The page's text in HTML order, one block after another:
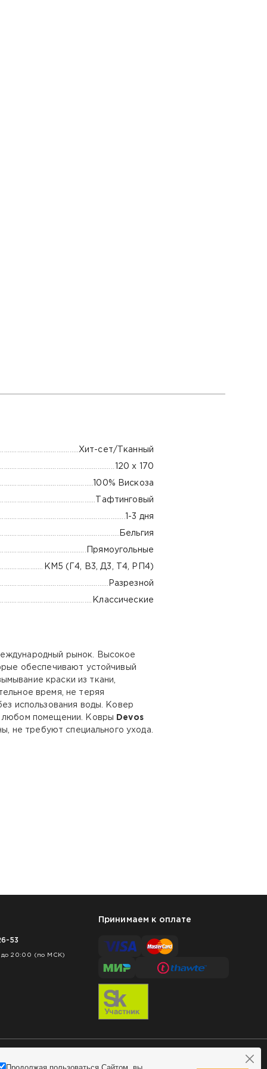
Хит-сет/Тканный
120 х 170
100% Вискоза
Тафтинговый
1-3 дня
Бельгия
Прямоугольные
КМ5 (Г4, В3, Д3, Т4, РП4)
Разрезной
Классические
рынок. Высокое
обеспечивают устойчивый
краски из ткани,
время, не теряя
использования воды. Ковер
любом помещении. Ковры
Devos
не требуют специального ухода.
53
до 20:00 (по МСК)
Принимаем к оплате